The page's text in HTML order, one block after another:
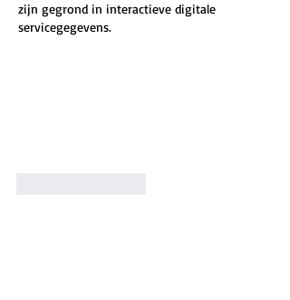
zijn gegrond in interactieve digitale
servicegegevens.